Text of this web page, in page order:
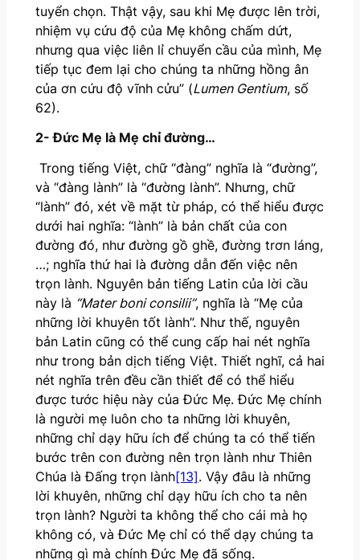
tuyển chọn. Thật vậy, sau khi Mẹ được lên trời,
nhiệm vụ cứu độ của Mẹ không chấm dứt,
nhưng qua việc liên lỉ chuyển cầu của mình, Mẹ
tiếp tục đem lại cho chúng ta những hồng ân
của ơn cứu độ vĩnh cửu” (Lumen Gentium, số
62).
2- Đức Mẹ là Mẹ chỉ đường…
Trong tiếng Việt, chữ “đàng” nghĩa là “đường”,
và “đàng lành” là “đường lành”. Nhưng, chữ
“lành” đó, xét về mặt từ pháp, có thể hiểu được
dưới hai nghĩa: “lành” là bản chất của con
đường đó, như đường gồ ghề, đường trơn láng,
…; nghĩa thứ hai là đường dẫn đến việc nên
trọn lành. Nguyên bản tiếng Latin của lời cầu
này là “Mater boni consilii”, nghĩa là “Mẹ của
những lời khuyên tốt lành”. Như thế, nguyên
bản Latin cũng có thể cung cấp hai nét nghĩa
như trong bản dịch tiếng Việt. Thiết nghĩ, cả hai
nét nghĩa trên đều cần thiết để có thể hiểu
được tước hiệu này của Đức Mẹ. Đức Mẹ chính
là người mẹ luôn cho ta những lời khuyên,
những chỉ dạy hữu ích để chúng ta có thể tiến
bước trên con đường nên trọn lành như Thiên
Chúa là Đấng trọn lành[13]. Vậy đâu là những
lời khuyên, những chỉ dạy hữu ích cho ta nên
trọn lành? Người ta không thể cho cái mà họ
không có, và Đức Mẹ chỉ có thể dạy chúng ta
những gì mà chính Đức Mẹ đã sống.